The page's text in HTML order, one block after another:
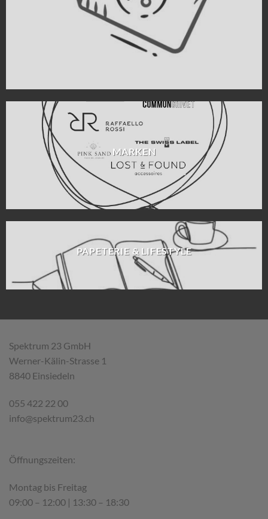
MARKEN
PAPETERIE & LIFESTYLE
Spektrum 23 GmbH
Werner-Kälin-Strasse 1
8840 Einsiedeln
055 422 22 00
info@spektrum23.ch
Öffnungszeiten:
Montag bis Freitag
09:00 – 12:00 | 13:30 – 18:30